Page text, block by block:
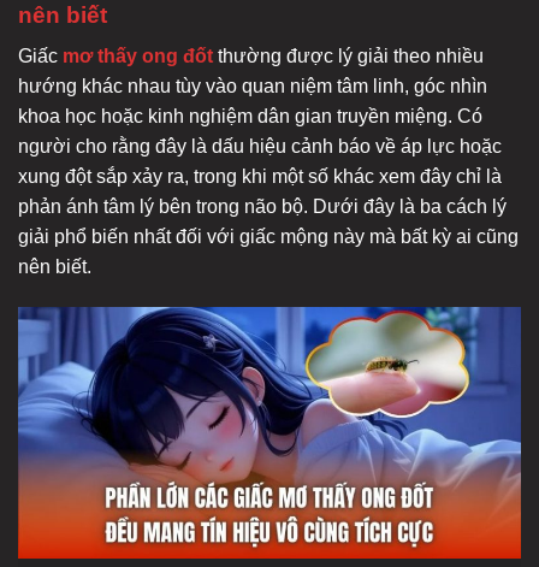
nên biết
Giấc mơ thấy ong đốt thường được lý giải theo nhiều
hướng khác nhau tùy vào quan niệm tâm linh, góc nhìn
khoa học hoặc kinh nghiệm dân gian truyền miệng. Có
người cho rằng đây là dấu hiệu cảnh báo về áp lực hoặc
xung đột sắp xảy ra, trong khi một số khác xem đây chỉ là
phản ánh tâm lý bên trong não bộ. Dưới đây là ba cách lý
giải phổ biến nhất đối với giấc mộng này mà bất kỳ ai cũng
nên biết.